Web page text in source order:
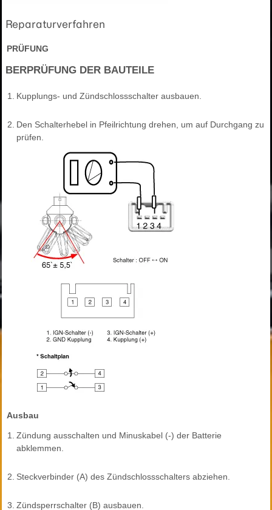
Reparaturverfahren
PRÜFUNG
BERPRÜFUNG DER BAUTEILE
1. Kupplungs- und Zündschlossschalter ausbauen.
2. Den Schalterhebel in Pfeilrichtung drehen, um auf Durchgang zu
prüfen.
Ausbau
1.
Zündung ausschalten und Minuskabel (-) der Batterie
abklemmen.
2. Steckverbinder (A) des Zündschlossschalters abziehen.
3. Zündsperrschalter (B) ausbauen.